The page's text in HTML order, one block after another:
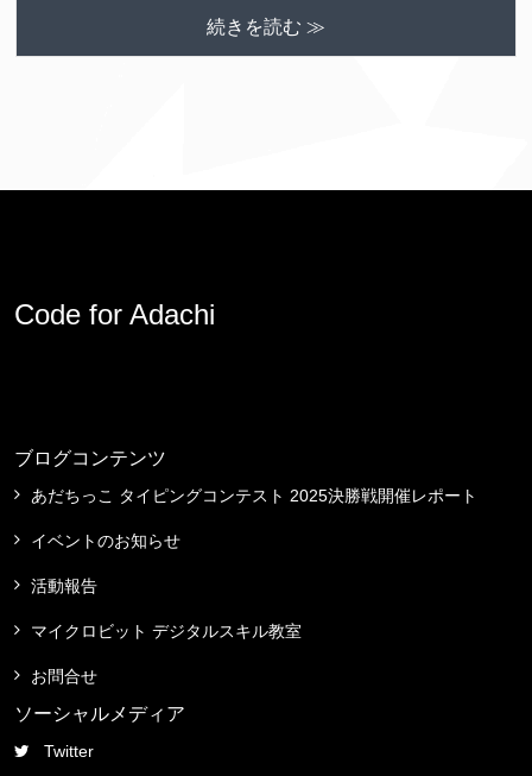
続きを読む ≫
Code for Adachi
ブログコンテンツ
あだちっこ タイピングコンテスト 2025決勝戦開催レポート
イベントのお知らせ
活動報告
マイクロビット デジタルスキル教室
お問合せ
ソーシャルメディア
Twitter